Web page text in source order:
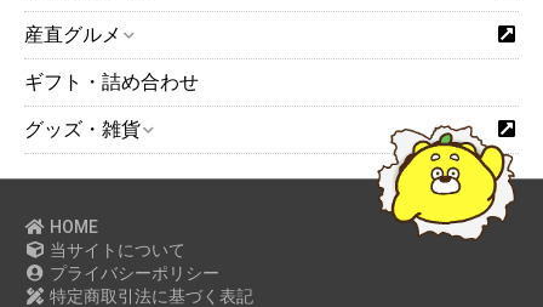
産直グルメ
ギフト・詰め合わせ
グッズ・雑貨
HOME
当サイトについて
プライバシーポリシー
特定商取引法に基づく表記